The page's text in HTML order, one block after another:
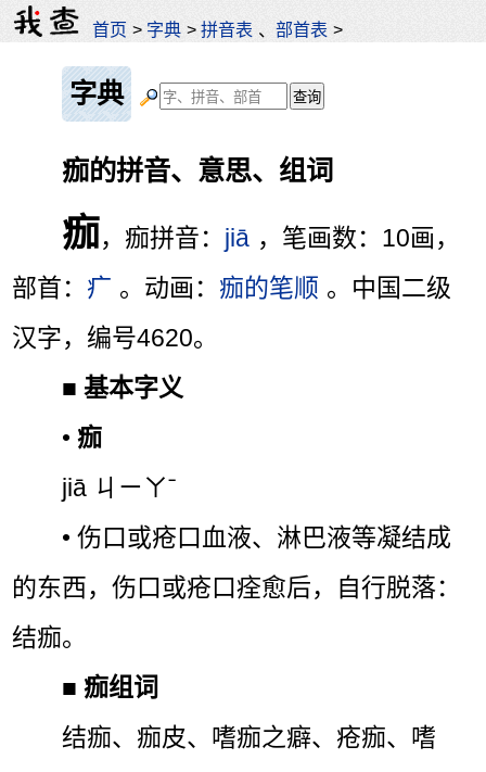
首页 > 字典 >拼音表 、部首表 >
字典
痂的拼音、意思、组词
痂，痂拼音： jiā ，笔画数：10画，
部首： 疒 。动画： 痂的笔顺 。中国二级
汉字，编号4620。
■基本字义
•痂
jiā ㄐㄧㄚˉ
• 伤口或疮口血液、淋巴液等凝结成
的东西，伤口或疮口痊愈后，自行脱落：
结痂。
■痂组词
结痂、痂皮、嗜痂之癖、疮痂、嗜